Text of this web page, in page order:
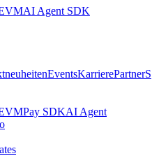
AI Agent SDK
EventsKarrierePartnerS
Pay SDKAI Agent